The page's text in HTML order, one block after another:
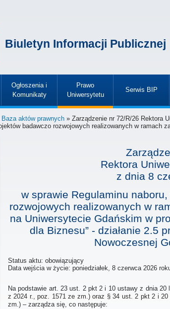
Biuletyn Informacji Publicznej
Ogłoszenia i
Komunikaty
»
Prawo
Uniwersytetu
»
Serwis BIP
»
Baza aktów prawnych » Zarządzenie nr 72/R/26 Rektora
badawczo rozwojowych realizowanych w ramach
Rektora
z dnia 8
w sprawie Regulaminu
rozwojowych realizowanych w
na Uniwersytecie Gdańskim w
dla Biznesu” - działanie 2.5
Nowoczesnej
Status aktu: obowiązujący
Data wejścia w życie: poniedziałek, 8 czerwca 2026
Na podstawie art. 23 ust. 2 pkt 2 i 10 ustawy z dnia
z 2024 r., poz. 1571 ze zm.) oraz § 34 ust. 2 pkt 2 i
zm.) – zarządza się, co następuje: